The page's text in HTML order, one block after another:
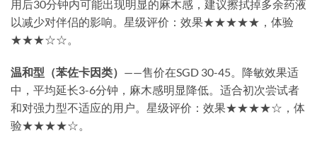
用后30分钟内可能出现明显的麻木感，建议擦拭掉多余药液
以减少对伴侣的影响。星级评价：效果★★★★★，体验
★★★☆☆。
温和型（苯佐卡因类） ——售价在SGD 30-45。降敏效果适
中，平均延长3-6分钟，麻木感明显降低。适合初次尝试者
和对强力型不适应的用户。星级评价：效果★★★★☆，体
验★★★★☆。